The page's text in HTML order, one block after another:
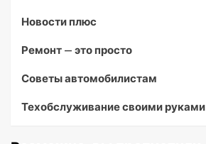
Новости плюс
Ремонт — это просто
Советы автомобилистам
Техобслуживание своими руками